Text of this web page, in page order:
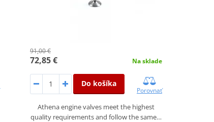
91,00 €
72,85 € Na sklade
Do košíka
Porovnať
Athena engine valves meet the highest
quality requirements and follow the same…